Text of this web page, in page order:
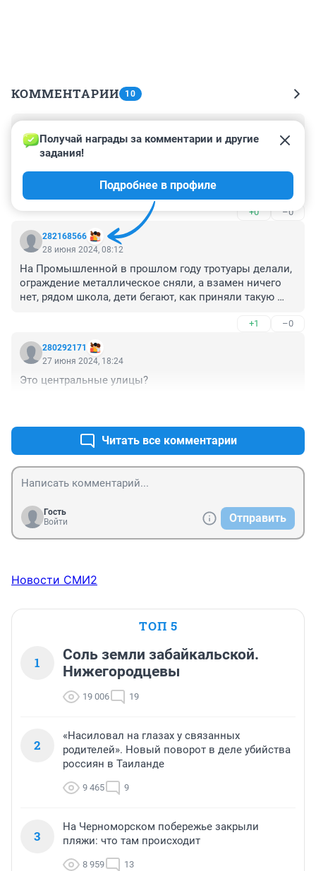
КОММЕНТАРИИ 10
28 июня 2024, 08:18
Ремонт это хорошо но и не надо забывать о
содержание улиц и дорог. Каждый день езжу от
смоленского кольца до коштака этот участок не
содержится от слова совсем, трещины в покрытие
непроливают, есть пару участков чтобы их объехать
ехать надо выезжать на полосу встречного
движения. Содержания там и не видел.
+0 –0
282168566
Получай награды за комментарии и другие
задания!
Подробнее в профиле
28 июня 2024, 08:12
На Промышленной в прошлом году тротуары делали,
ограждение металлическое сняли, а взамен ничего
нет, рядом школа, дети бегают, как приняли такую
+1 –0
280292171
27 июня 2024, 18:24
Это центральные улицы?
Читать все комментарии
Гость
Войти
Отправить
Новости СМИ2
ТОП 5
1
Соль земли забайкальской.
Нижегородцевы
19 006 19
2
«Насиловал на глазах у связанных
родителей». Новый поворот в деле убийства
россиян в Таиланде
9 465 9
3
На Черноморском побережье закрыли
пляжи: что там происходит
8 959 13